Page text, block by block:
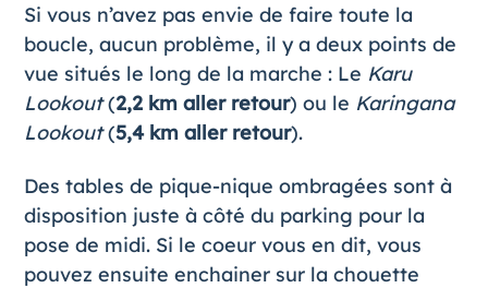
Si vous n’avez pas envie de faire toute la
boucle, aucun problème, il y a deux points de
vue situés le long de la marche : Le Karu
Lookout(2,2 km aller retour) ou le Karingana
Lookout(5,4 km aller retour).
Des tables de pique-nique ombragées sont à
disposition juste à côté du parking pour la
pose de midi. Si le coeur vous en dit, vous
pouvez ensuite enchainer sur la chouette